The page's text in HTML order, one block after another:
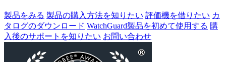
製品をみる 製品の購入方法を知りたい 評価機を借りたい カ
タログのダウンロード WatchGuard製品を初めて使用する 購
入後のサポートを知りたい お問い合わせ